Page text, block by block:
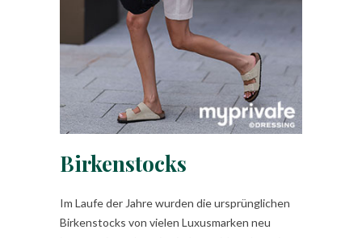
Birkenstocks
Im Laufe der Jahre wurden die ursprünglichen
Birkenstocks von vielen Luxusmarken neu